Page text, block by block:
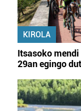
KIROLA
Itsasoko
29an egingo